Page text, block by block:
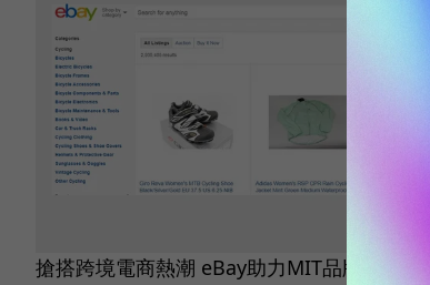
搶搭跨境電商熱潮 eBay助力MIT品牌全球發光